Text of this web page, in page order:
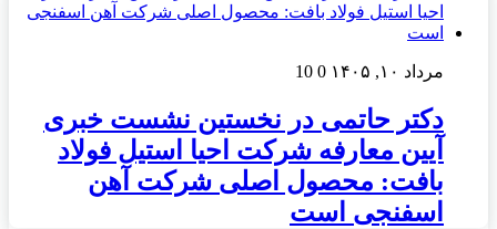
مرداد ۱۰, ۱۴۰۵ 0
10
دکتر حاتمی در نخستین نشست خبری
آیین معارفه شرکت احیا استیل فولاد
بافت: محصول اصلی شرکت آهن
اسفنجی است